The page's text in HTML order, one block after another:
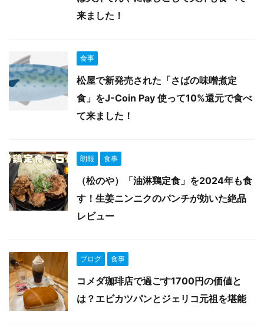
来ました！
食事
松屋で新発売された「さばの味噌煮定
食」をJ-Coin Pay 使って10%還元で食べ
て来ました！
朗報 食事
（松のや）「油淋鶏定食」を2024年も食
す！生姜ニンニクのパンチが効いた絶品
レビュー
ブログ 食事
コメダ珈琲店で過ごす1700円の価値と
は？エビカツパンとジェリコ元祖を堪能